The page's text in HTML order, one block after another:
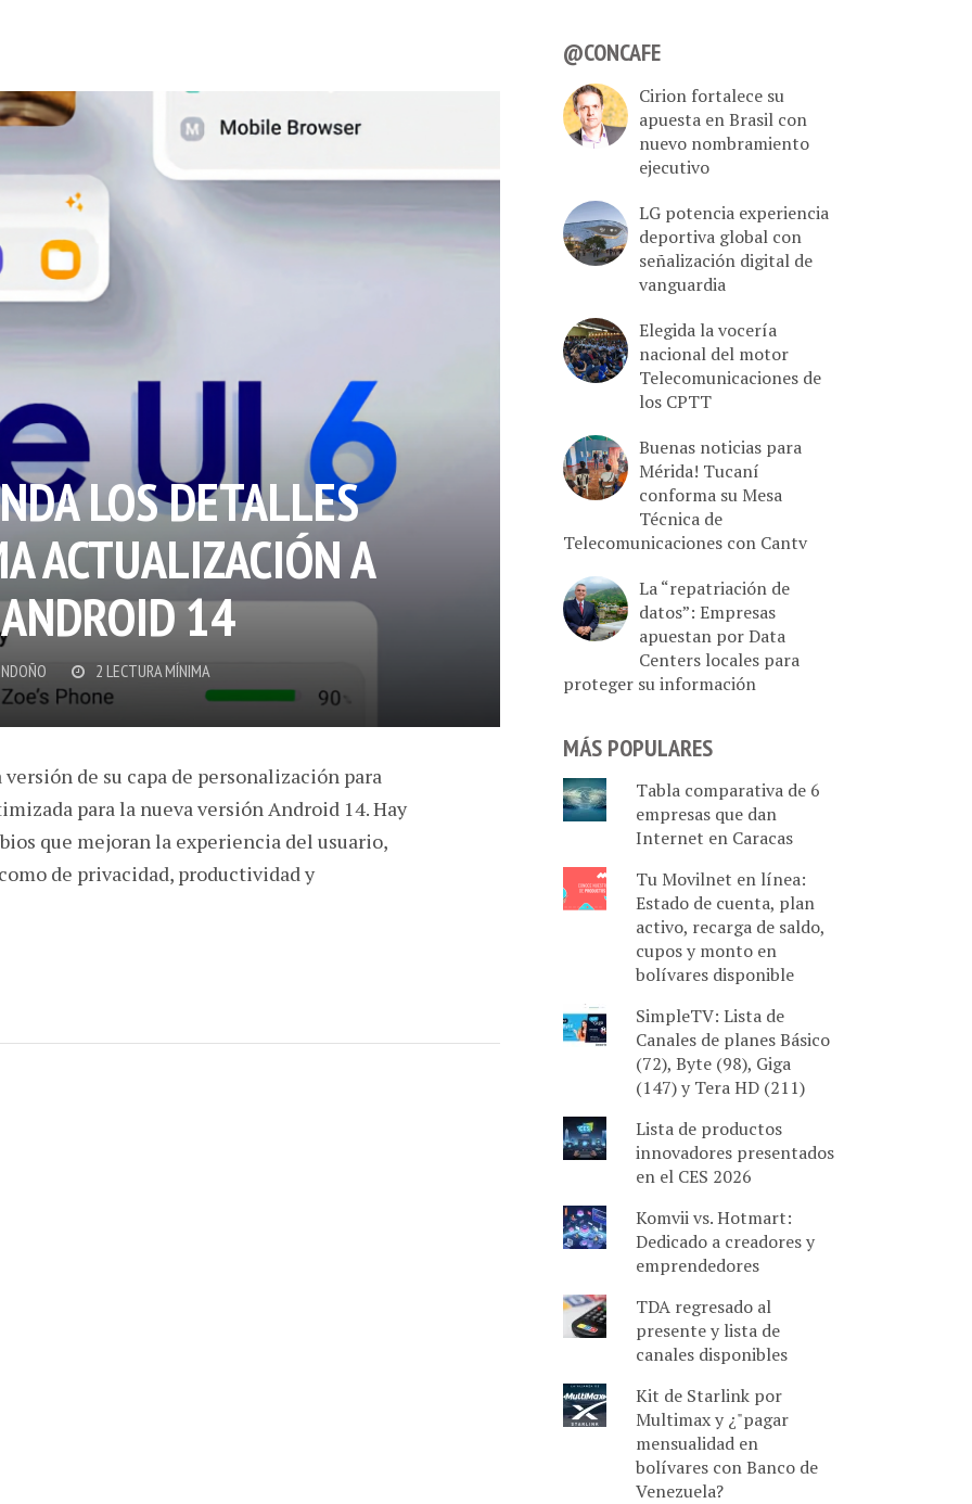
LOS DETALLES
ACTUALIZACIÓN A
14
2 LECTURA MÍNIMA
de su capa de personalización para
para la nueva versión Android 14. Hay
que mejoran la experiencia del usuario,
de privacidad, productividad y
@CONCAFE
Cirion fortalece su
apuesta en Brasil con
nuevo nombramiento
ejecutivo
LG potencia experiencia
deportiva global con
señalización digital de
vanguardia
Elegida la vocería
nacional del motor
Telecomunicaciones de
los CPTT
Buenas noticias para
Mérida! Tucaní
conforma su Mesa
Técnica de
Telecomunicaciones con Cantv
La “repatriación de
datos”: Empresas
apuestan por Data
Centers locales para
proteger su información
MÁS POPULARES
Tabla comparativa de 6
empresas que dan
Internet en Caracas
Tu Movilnet en línea:
Estado de cuenta, plan
activo, recarga de saldo,
cupos y monto en
bolívares disponible
SimpleTV: Lista de
Canales de planes Básico
(72), Byte (98), Giga
(147) y Tera HD (211)
Lista de productos
innovadores presentados
en el CES 2026
Komvii vs. Hotmart:
Dedicado a creadores y
emprendedores
TDA regresado al
presente y lista de
canales disponibles
Kit de Starlink por
Multimax y ¿"pagar
mensualidad en
bolívares con Banco de
Venezuela?